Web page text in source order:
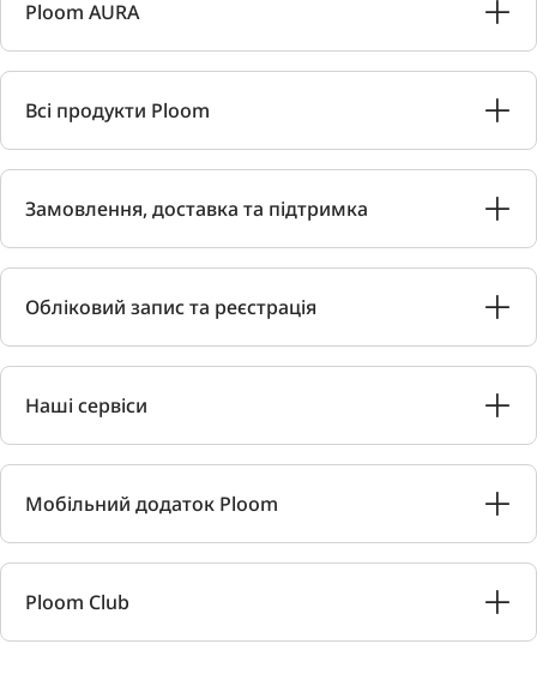
Ploom AURA
Всі продукти Ploom
Замовлення, доставка та підтримка
Обліковий запис та реєстрація
Наші сервіси
Мобільний додаток Ploom
Ploom Club